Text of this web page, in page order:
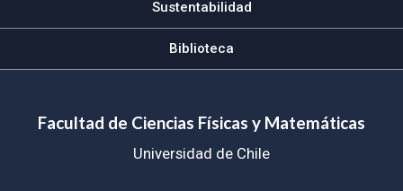
Sustentabilidad
Biblioteca
Facultad de Ciencias Físicas y Matemáticas
Universidad de Chile